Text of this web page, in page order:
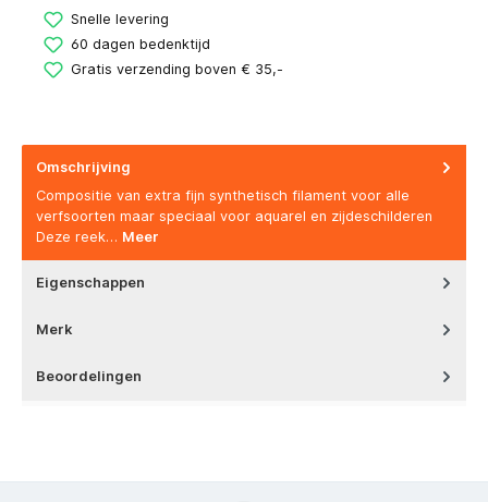
Snelle levering
60 dagen bedenktijd
Gratis verzending boven € 35,-
Omschrijving
Compositie van extra fijn synthetisch filament voor alle
verfsoorten maar speciaal voor aquarel en zijdeschilderen
Deze reek… Meer
Eigenschappen
Merk
Beoordelingen